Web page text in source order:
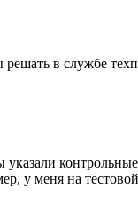
в службе
у меня на